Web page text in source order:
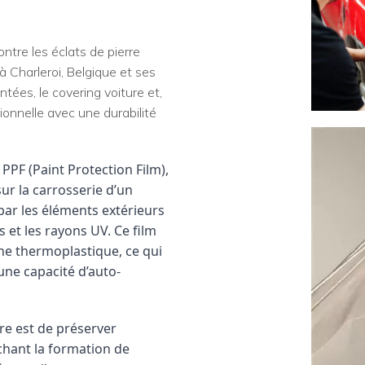
les éclats de pierre
Charleroi, Belgique et ses
le covering voiture et,
avec une durabilité
(Paint Protection Film),
la carrosserie d’un
les éléments extérieurs
les rayons UV. Ce film
thermoplastique, ce qui
capacité d’auto-
est de préserver
la formation de